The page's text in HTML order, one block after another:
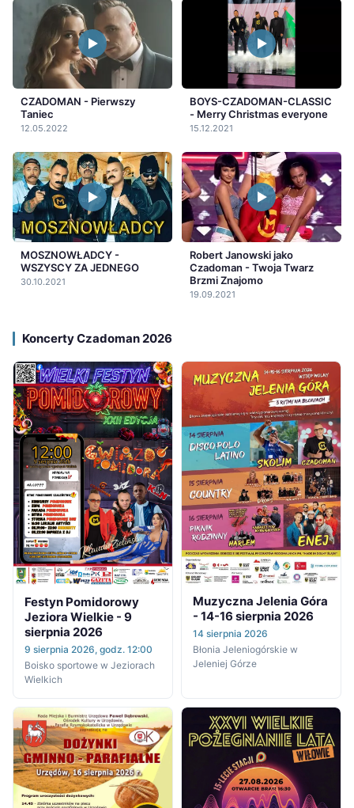
CZADOMAN - Pierwszy
Taniec
12.05.2022
BOYS-CZADOMAN-CLASSIC
- Merry Christmas everyone
15.12.2021
MOSZNOWŁADCY -
WSZYSCY ZA JEDNEGO
30.10.2021
Robert Janowski jako
Czadoman - Twoja Twarz
Brzmi Znajomo
19.09.2021
Koncerty Czadoman 2026
Festyn Pomidorowy
Jeziora Wielkie - 9
sierpnia 2026
9 sierpnia 2026, godz. 12:00
Boisko sportowe w Jeziorach
Wielkich
Muzyczna Jelenia Góra
- 14-16 sierpnia 2026
14 sierpnia 2026
Błonia Jeleniogórskie w
Jeleniej Górze